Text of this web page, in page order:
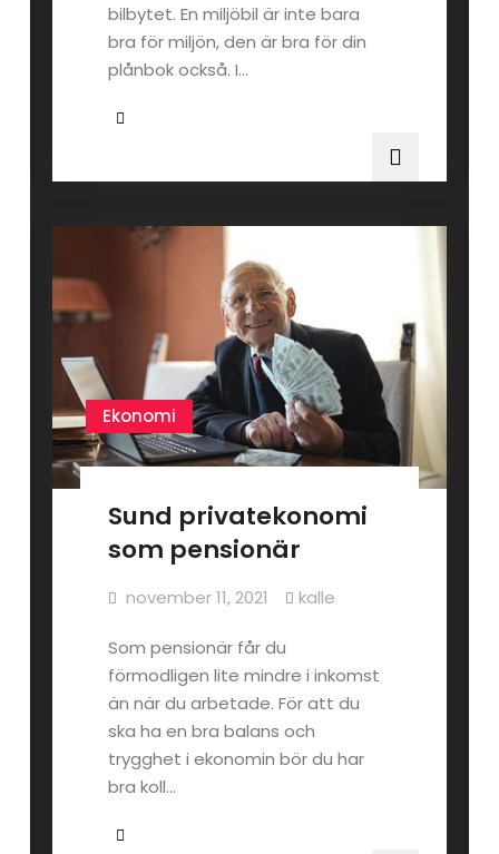
bilbytet. En miljöbil är inte bara
bra för miljön, den är bra för din
plånbok också. I…
Ekonomi
Sund privatekonomi
som pensionär
november 11, 2021 kalle
Som pensionär får du
förmodligen lite mindre i inkomst
än när du arbetade. För att du
ska ha en bra balans och
trygghet i ekonomin bör du har
bra koll…